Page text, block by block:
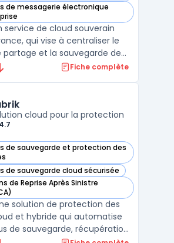
de messagerie électronique
dans cette catégorie
service de cloud souverain
qui vise à centraliser le
partage et la sauvegarde de
des usages professionnels.
que des certifications ISO 27001
...
Fiche complète
cloud pour la protection
4.7
de sauvegarde et protection des
dans cette catégorie
de sauvegarde cloud sécurisée
dans cette catégorie
de Reprise Après Sinistre
dans cette catégorie
solution de protection des
et hybride qui automatise
de sauvegarde, récupération